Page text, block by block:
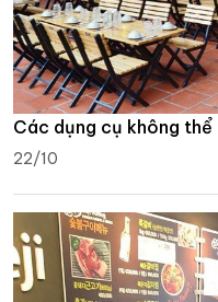
Các dụng cụ không thể
22/10